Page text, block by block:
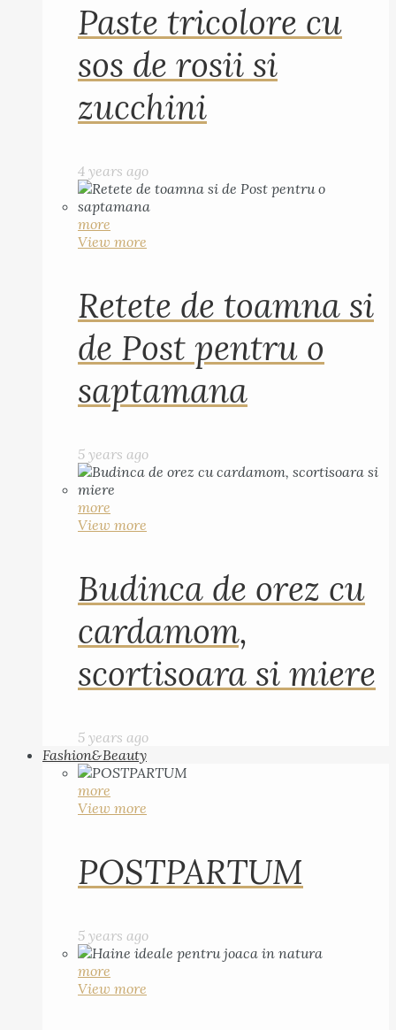
Paste tricolore cu
sos de rosii si
zucchini
4 years ago
more
View more
Retete de toamna si
de Post pentru o
saptamana
5 years ago
more
View more
Budinca de orez cu
cardamom,
scortisoara si miere
5 years ago
Fashion&Beauty
more
View more
POSTPARTUM
5 years ago
more
View more